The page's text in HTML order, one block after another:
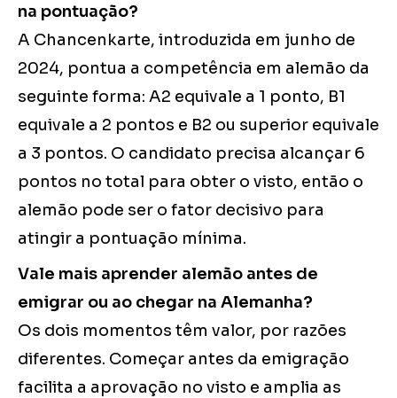
na pontuação?
A Chancenkarte, introduzida em junho de
2024, pontua a competência em alemão da
seguinte forma: A2 equivale a 1 ponto, B1
equivale a 2 pontos e B2 ou superior equivale
a 3 pontos. O candidato precisa alcançar 6
pontos no total para obter o visto, então o
alemão pode ser o fator decisivo para
atingir a pontuação mínima.
Vale mais aprender alemão antes de
emigrar ou ao chegar na Alemanha?
Os dois momentos têm valor, por razões
diferentes. Começar antes da emigração
facilita a aprovação no visto e amplia as